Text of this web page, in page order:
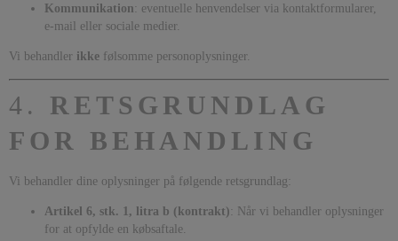
Kommunikation: eventuelle henvendelser via kontaktformularer,
e-mail eller sociale medier.
Vi behandler ikke følsomme personoplysninger.
4. RETSGRUNDLAG
FOR BEHANDLING
Vi behandler dine oplysninger på følgende retsgrundlag:
Artikel 6, stk. 1, litra b (kontrakt): Når vi behandler oplysninger
for at opfylde en købsaftale.